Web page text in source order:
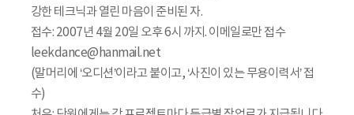
강한 테크닉과 열린 마음이 준비된 자.
접수: 2007년 4월 20일 오후 6시 까지. 이메일로만 접수
leekdance@hanmail.net
(말머리에 ‘오디션’이라고 붙이고, ‘사진이 있는 무용이력서’ 접
수)